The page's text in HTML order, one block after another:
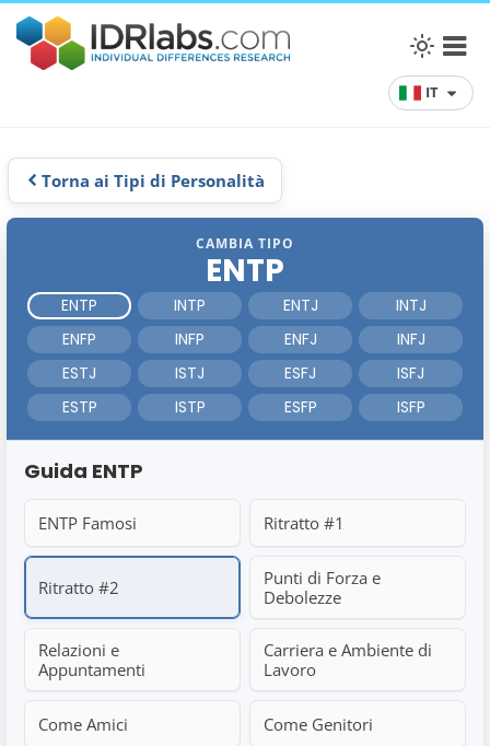
IT
Torna ai Tipi di Personalità
CAMBIA TIPO
ENTP
ENTP INTP ENTJ
INTJ
ENFP
INFP ENFJ
INFJ
ESTJ
ISTJ ESFJ
ISFJ
ESTP
ISTP ESFP ISFP
Guida ENTP
ENTP Famosi Ritratto #1
Ritratto #2
Punti di Forza e
Debolezze
Relazioni e
Appuntamenti
Carriera e Ambiente di
Lavoro
Come Amici Come Genitori